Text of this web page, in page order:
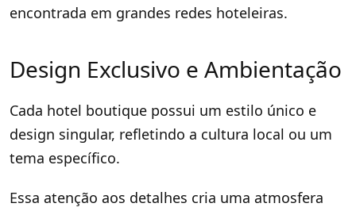
encontrada em grandes redes hoteleiras.
Design Exclusivo e Ambientação
Cada hotel boutique possui um estilo único e
design singular, refletindo a cultura local ou um
tema específico.
Essa atenção aos detalhes cria uma atmosfera